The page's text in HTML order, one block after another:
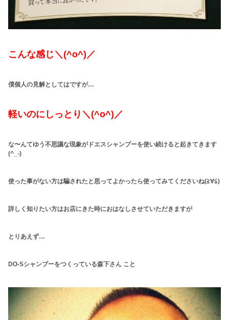
こんな感じ＼(^o^)／
僕個人の見解としてはですが…
軽いのにしっとり＼(^o^)／
な〜んてゆう不思議な現象がドエスシャンプーを使い続けると起きてきます
(^_-)
使った事がない方は騙されたと思ってよかったら使ってみてくださいね(≧∀≦)
詳しく知りたい方はお店にきた時におはなしさせていただきますが
とりあえず…
DO-Sシャンプーをつくっている森下さん こと